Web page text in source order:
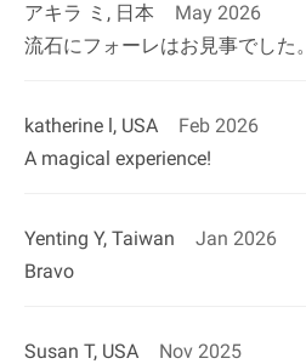
アキラ ミ, 日本
May 2026
流石にフォーレはお見事でした。
katherine l, USA
Feb 2026
A magical experience!
Yenting Y, Taiwan
Jan 2026
Bravo
Susan T, USA
Nov 2025